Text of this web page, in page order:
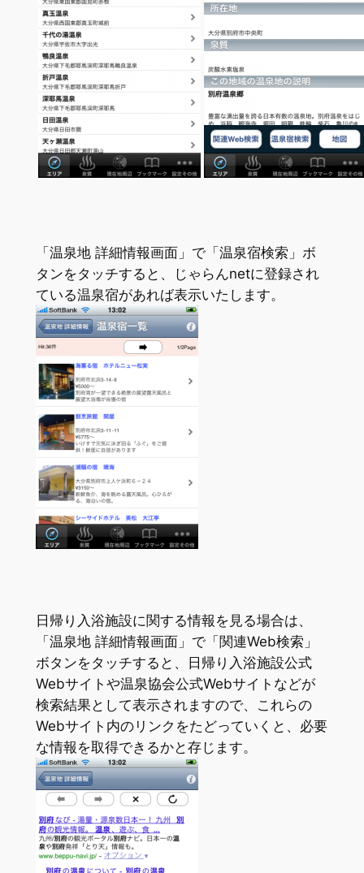
「温泉地 詳細情報画面」で「温泉宿検索」ボ
タンをタッチすると、じゃらんnetに登録され
ている温泉宿があれば表示いたします。
日帰り入浴施設に関する情報を見る場合は、
「温泉地 詳細情報画面」で「関連Web検索」
ボタンをタッチすると、日帰り入浴施設公式
Webサイトや温泉協会公式Webサイトなどが
検索結果として表示されますので、これらの
Webサイト内のリンクをたどっていくと、必要
な情報を取得できるかと存じます。